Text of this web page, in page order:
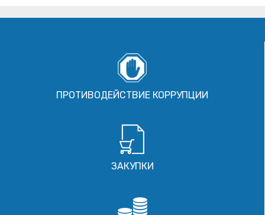
ПРОТИВОДЕЙСТВИЕ КОРРУПЦИИ
ЗАКУПКИ